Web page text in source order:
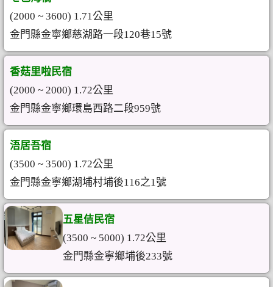
(2000 ~ 3600) 1.71公里
金門縣金寧鄉慈湖路一段120巷15號
香菇里啦民宿
(2000 ~ 2000) 1.72公里
金門縣金寧鄉環島西路二段959號
浯居吾宿
(3500 ~ 3500) 1.72公里
金門縣金寧鄉湖埔村埔後116之1號
五星佶民宿
(3500 ~ 5000) 1.72公里
金門縣金寧鄉埔後233號